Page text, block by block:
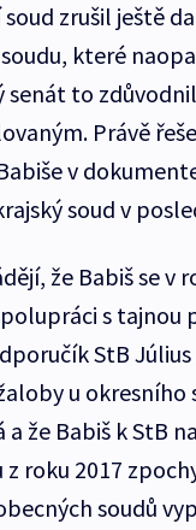
zrušil ještě
které
to
Právě
v
soud v
že Babiš se v
s tajnou
StB
u
že Babiš k StB
z roku 2017
soudů